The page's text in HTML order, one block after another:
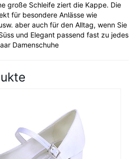
große Schleife ziert die Kappe. Die
für besondere Anlässe wie
aber auch für den Alltag, wenn Sie
und Elegant passend fast zu jedes
Damenschuhe